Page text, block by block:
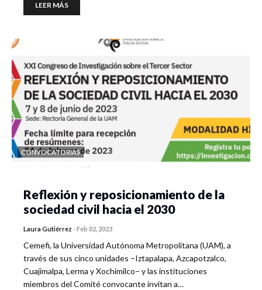
LEER MÁS
CONVOCATORIAS
Reflexión y reposicionamiento de la
sociedad civil hacia el 2030
Laura Gutiérrez -Feb 02, 2023
Cemefi, la Universidad Autónoma Metropolitana (UAM), a
través de sus cinco unidades –Iztapalapa, Azcapotzalco,
Cuajimalpa, Lerma y Xochimilco– y las instituciones
miembros del Comité convocante invitan a…